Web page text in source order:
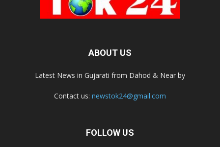
ABOUT US
Latest News in Gujarati from Dahod & Near by
Contact us: newstok24@gmail.com
FOLLOW US